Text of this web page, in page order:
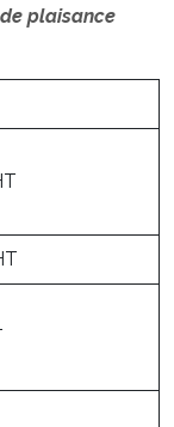
plaisance